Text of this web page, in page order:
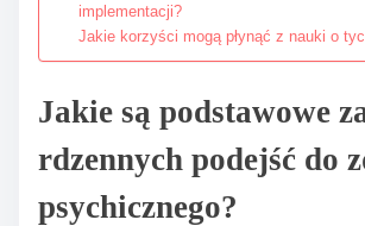
implementacji?
Jakie korzyści mogą płynąć z nauki o
Jakie są podstawowe
rdzennych podejść do
psychicznego?